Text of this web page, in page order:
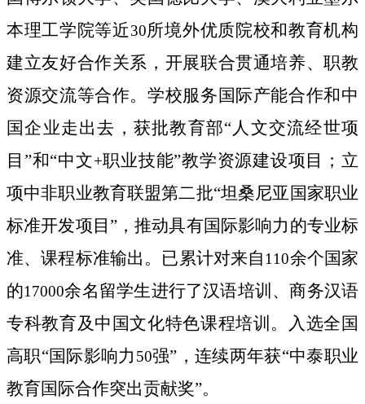
本理工学院等近30所境外优质院校和教育机构
建立友好合作关系，开展联合贯通培养、职教
资源交流等合作。学校服务国际产能合作和中
国企业走出去，获批教育部“人文交流经世项
目”和“中文+职业技能”教学资源建设项目；立
项中非职业教育联盟第二批“坦桑尼亚国家职业
标准开发项目”，推动具有国际影响力的专业标
准、课程标准输出。已累计对来自110余个国家
的17000余名留学生进行了汉语培训、商务汉语
专科教育及中国文化特色课程培训。入选全国
高职“国际影响力 50强”，连续两年获“中泰职业
教育国际合作突出贡献奖”。